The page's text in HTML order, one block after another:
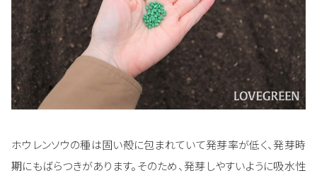
ホウレンソウの種は固い殻に包まれていて発芽率が低く、発芽時
期にもばらつきがあります。そのため、発芽しやすいように吸水性